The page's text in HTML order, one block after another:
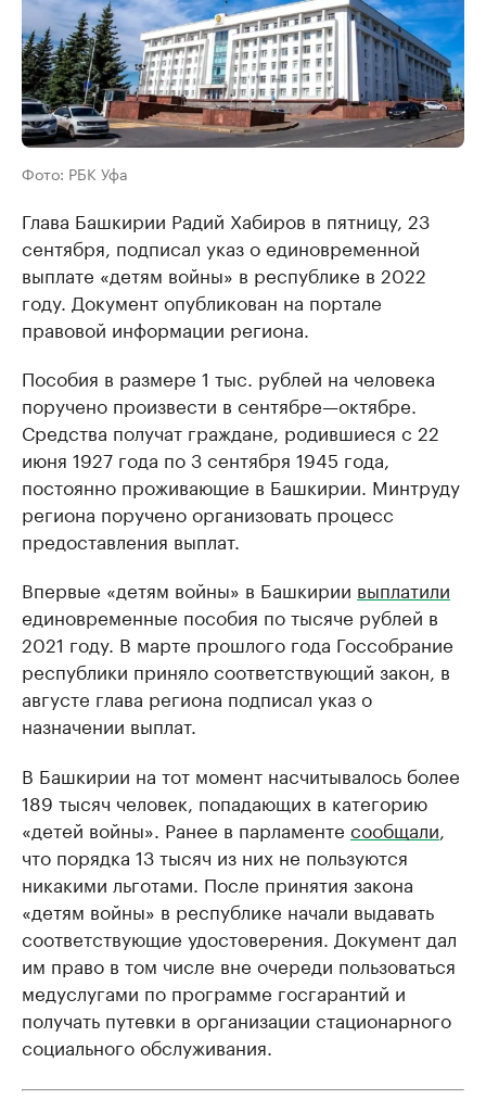
Фото: РБК Уфа
Глава Башкирии Радий Хабиров в пятницу, 23
сентября, подписал указ о единовременной
выплате «детям войны» в республике в 2022
году. Документ опубликован на портале
правовой информации региона.
Пособия в размере 1 тыс. рублей на человека
поручено произвести в сентябре—октябре.
Средства получат граждане, родившиеся с 22
июня 1927 года по 3 сентября 1945 года,
постоянно проживающие в Башкирии. Минтруду
региона поручено организовать процесс
предоставления выплат.
Впервые «детям войны» в Башкирии выплатили
единовременные пособия по тысяче рублей в
2021 году. В марте прошлого года Госсобрание
республики приняло соответствующий закон, в
августе глава региона подписал указ о
назначении выплат.
В Башкирии на тот момент насчитывалось более
189 тысяч человек, попадающих в категорию
«детей войны». Ранее в парламенте сообщали
что порядка 13 тысяч из них не пользуются
никакими льготами. После принятия закона
«детям войны» в республике начали выдавать
соответствующие удостоверения. Документ дал
им право в том числе вне очереди пользоваться
медуслугами по программе госгарантий и
получать путевки в организации стационарного
социального обслуживания.